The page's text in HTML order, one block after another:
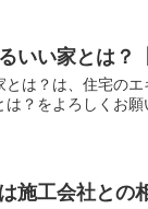
いい家とは？
は？は、住宅の
は？をよろしくお
施工会社との